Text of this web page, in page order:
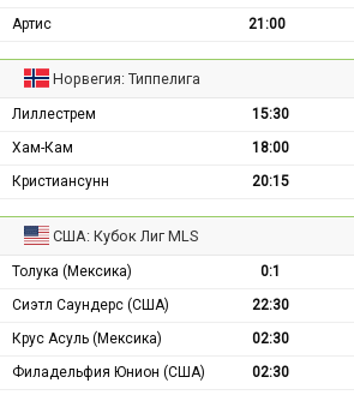
Артис
21:00
Норвегия: Типпелига
Лиллестрем 15:30
Хам-Кам
18:00
Кристиансунн
20:15
США: Кубок Лиг MLS
Толука (Мексика) 0:1
Сиэтл Саундерс (США)
22:30
Крус Асуль (Мексика)
02:30
Филадельфия Юнион (США)
02:30